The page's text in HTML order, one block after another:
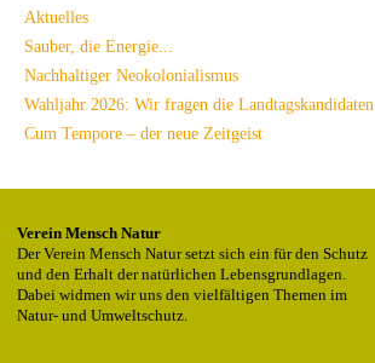
Aktuelles
Sauber, die Energie...
Nachhaltiger Neokolonialismus
Wahljahr 2026: Wir fragen die Landtagskandidaten
Cum Tempore – der neue Zeitgeist
Verein Mensch Natur
Der Verein Mensch Natur setzt sich ein für den Schutz
und den Erhalt der natürlichen Lebensgrundlagen.
Dabei widmen wir uns den vielfältigen Themen im
Natur- und Umweltschutz.